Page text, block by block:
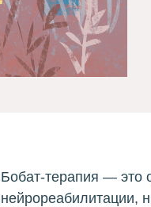
Бобат-терапия — это
нейрореабилитации,